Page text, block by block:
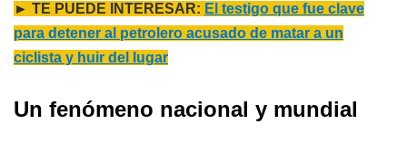
► TE PUEDE INTERESAR: El testigo que fue clave
para detener al petrolero acusado de matar a un
ciclista y huir del lugar
Un fenómeno nacional y mundial